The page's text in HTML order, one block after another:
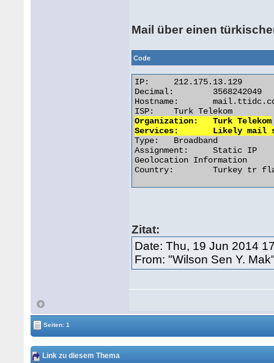
Mail über einen
Code
IP:	212.175.13.129
Decimal:	3568242049
Hostname:	mail.ttidc.com.tr
Organization:	Turk Telekom
Services:	Likely
Type:	Broadband
Assignment:	Static IP
Geolocation Information
Country:	Turkey tr flag
Zitat:
Date: Thu, 19 Jun 2014
From: "Wilson Sen Y.
Seiten: 1
Link zu diesem Thema